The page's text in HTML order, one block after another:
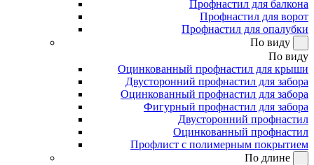
Профнастил для балкона
Профнастил для ворот
Профнастил для опалубки
По виду
По виду
Оцинкованный профнастил для крыши
Двусторонний профнастил для забора
Оцинкованный профнастил для забора
Фигурный профнастил для забора
Двусторонний профнастил
Оцинкованный профнастил
Профлист с полимерным покрытием
По длине